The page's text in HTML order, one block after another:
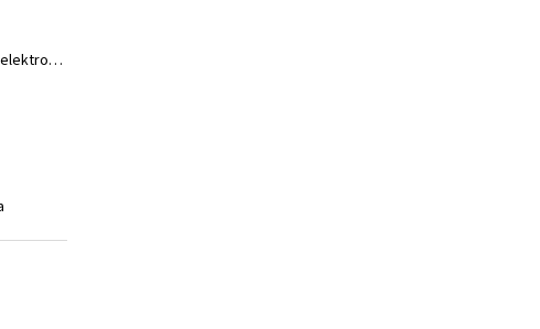
Joyetech eGo AIO ECO Friendly Version elektronická cigareta 1700mAh Gradient Yellow